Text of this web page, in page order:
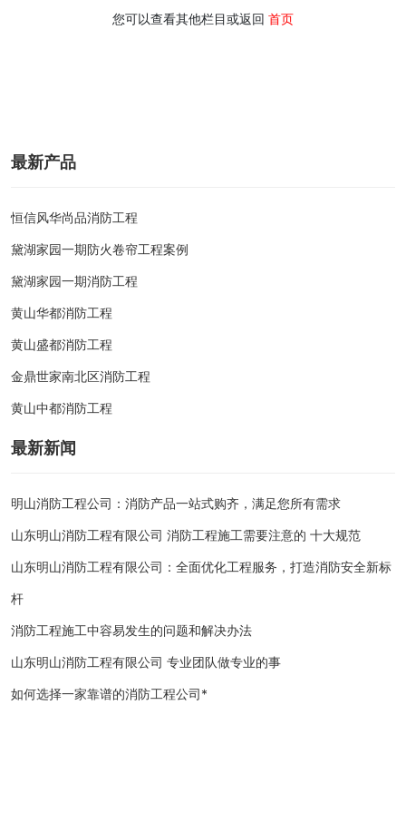
您可以查看其他栏目或返回 首页
最新产品
恒信风华尚品消防工程
黛湖家园一期防火卷帘工程案例
黛湖家园一期消防工程
黄山华都消防工程
黄山盛都消防工程
金鼎世家南北区消防工程
黄山中都消防工程
最新新闻
明山消防工程公司：消防产品一站式购齐，满足您所有需求
山东明山消防工程有限公司 消防工程施工需要注意的 十大规范
山东明山消防工程有限公司：全面优化工程服务，打造消防安全新标
杆
消防工程施工中容易发生的问题和解决办法
山东明山消防工程有限公司 专业团队做专业的事
如何选择一家靠谱的消防工程公司*